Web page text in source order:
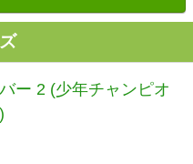
ー 2 (少年チャンピオ